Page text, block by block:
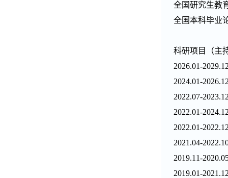
全国研究生教
全国本科毕业
科研项目
（主
2026.01-
2024.01-
2022.07-
2022.01-
2022.01-
2021.04-
2019.11-
2019.01-